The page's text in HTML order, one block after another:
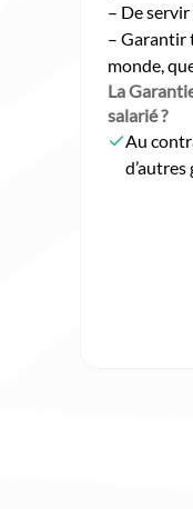
– De
– Garantir
monde,
La
salarié ?
Au